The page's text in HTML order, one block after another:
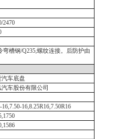
2470
槽钢/Q235,螺纹连接。后防护由
汽车底盘
汽车股份有限公司
16,7.50-16,8.25R16,7.50R16